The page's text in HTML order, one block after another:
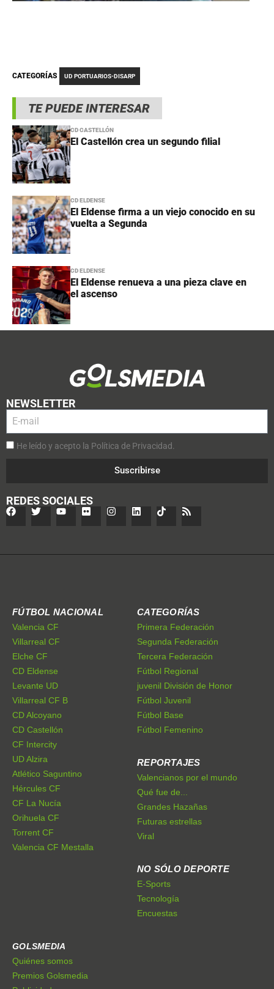
TE PUEDE INTERESAR
CD CASTELLÓN
El Castellón crea un segundo filial
CD ELDENSE
El Eldense firma a un viejo conocido en su
vuelta a Segunda
CD ELDENSE
El Eldense renueva a una pieza clave en
el ascenso
CATEGORÍAS UD PORTUARIOS-DISARP
NEWSLETTER
He leído y acepto la Política de Privacidad.
Suscribirse
REDES SOCIALES
FÚTBOL NACIONAL
Valencia CF
Villarreal CF
Elche CF
CD Eldense
Levante UD
Villarreal CF B
CD Alcoyano
CD Castellón
CF Intercity
UD Alzira
Atlético Saguntino
Hércules CF
CF La Nucía
Orihuela CF
Torrent CF
Valencia CF Mestalla
CATEGORÍAS
Primera Federación
Segunda Federación
Tercera Federación
Fútbol Regional
juvenil División de Honor
Fútbol Juvenil
Fútbol Base
Fútbol Femenino
REPORTAJES
Valencianos por el mundo
Qué fue de...
Grandes Hazañas
Futuras estrellas
Viral
NO SÓLO DEPORTE
E-Sports
Tecnología
Encuestas
GOLSMEDIA
Quiénes somos
Premios Golsmedia